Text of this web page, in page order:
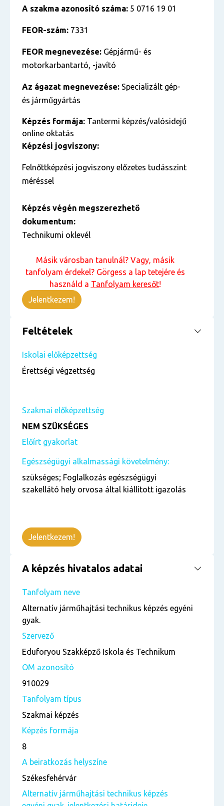
A szakma azonosító száma: 5 0716 19 01
FEOR-szám: 7331
FEOR megnevezése: Gépjármű- és
motorkarbantartó, -javító
Az ágazat megnevezése: Specializált gép-
és járműgyártás
Képzés formája: Tantermi képzés/valósidejű
online oktatás
Képzési jogviszony:
Felnőttképzési jogviszony előzetes tudásszint
méréssel
Képzés végén megszerezhető
dokumentum:
Technikumi oklevél
Másik városban tanulnál? Vagy, másik
tanfolyam érdekel? Görgess a lap tetejére és
használd a Tanfolyam keresőt!
Jelentkezem!
Feltételek
Iskolai előképzettség
Érettségi végzettség
Szakmai előképzettség
NEM SZÜKSÉGES
Előírt gyakorlat
Egészségügyi alkalmassági követelmény:
szükséges; Foglalkozás egészségügyi
szakellátó hely orvosa által kiállított igazolás
Jelentkezem!
A képzés hivatalos adatai
Tanfolyam neve
Alternatív járműhajtási technikus képzés egyéni
gyak.
Szervező
Eduforyou Szakképző Iskola és Technikum
OM azonosító
910029
Tanfolyam típus
Szakmai képzés
Képzés formája
8
A beiratkozás helyszíne
Székesfehérvár
Alternatív járműhajtási technikus képzés